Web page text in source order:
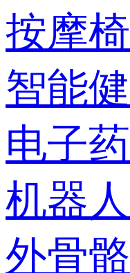
按摩椅
智能
电子
机器人
外骨